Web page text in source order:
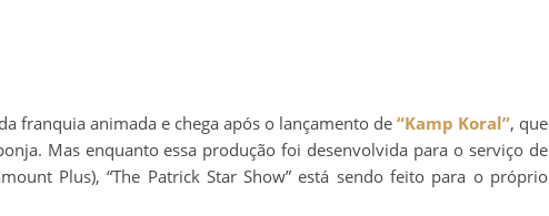
franquia animada e chega após o lançamento de “Kamp Koral”, que
Mas enquanto essa produção foi desenvolvida para o serviço de
Plus), “The Patrick Star Show” está sendo feito para o próprio